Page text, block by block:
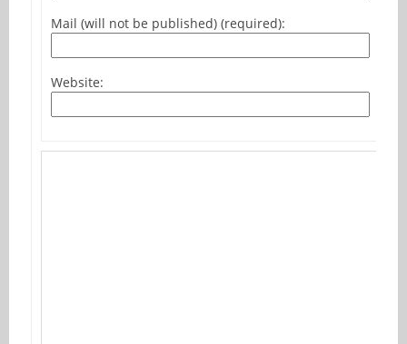
Mail (will not be published) (required):
Website: